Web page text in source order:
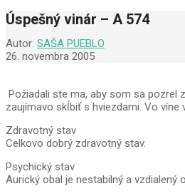
Úspešný vinár – A 574
Autor: SAŠA PUEBLO
26. novembra 2005
Požiadali ste ma, aby som sa pozrel
zaujímavo skĺbiť s hviezdami. Vo víne
Zdravotný stav
Celkovo dobrý zdravotný stav.
Psychický stav
Aurický obal je nestabilný a